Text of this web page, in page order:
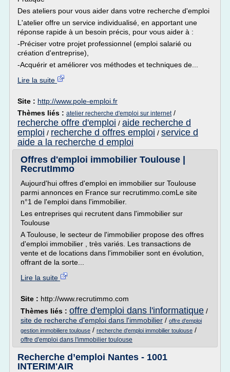
Des ateliers pour vous aider dans votre recherche d'emploi
L'atelier offre un service individualisé, en apportant une
réponse rapide à un besoin précis, pour vous aider à :
-Préciser votre projet professionnel (emploi salarié ou
création d'entreprise),
-Acquérir et améliorer vos méthodes et techniques de...
Lire la suite
Site : http://www.pole-emploi.fr
Thèmes liés : atelier recherche d'emploi sur internet/
recherche offre d'emploi / aide recherche d
emploi / recherche d offres emploi / service d
aide a la recherche d emploi
Offres d'emploi immobilier Toulouse |
RecrutImmo
Aujourd'hui offres d'emploi en immobilier sur Toulouse
parmi annonces en France sur recrutimmo.comLe site
n°1 de l'emploi dans l'immobilier.
Les entreprises qui recrutent dans l'immobilier sur
Toulouse
A Toulouse, le secteur de l'immobilier propose des offres
d'emploi immobilier , très variés. Les transactions de
vente et de locations dans l'immobilier sont en évolution,
offrant de la sorte...
Lire la suite
Site : http://www.recrutimmo.com
Thèmes liés : offre d'emploi dans l'informatique /
site de recherche d'emploi dans l'immobilier / offre d'emploi
gestion immobiliere toulouse / recherche d'emploi immobilier toulouse /
offre d'emploi dans l'immobilier toulouse
Recherche d’emploi Nantes - 1001
INTERIM'AIR